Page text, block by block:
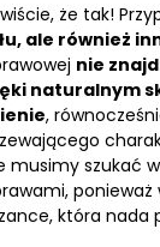
że tak!
ale również
nie
naturalnym
,
musimy szukać
ponieważ
która nada